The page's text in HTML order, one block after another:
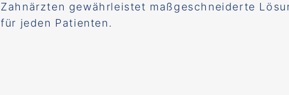
Zahnärzten gewährleistet maßgeschneiderte
für jeden Patienten.